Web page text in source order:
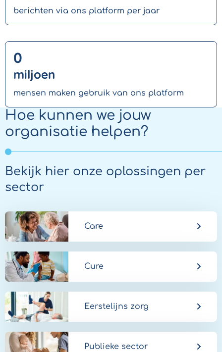
berichten via ons platform per jaar
0
miljoen
mensen maken gebruik van ons platform
Hoe kunnen we jouw
organisatie helpen?
Bekijk hier onze oplossingen per
sector
Care
Cure
Eerstelijns zorg
Publieke sector